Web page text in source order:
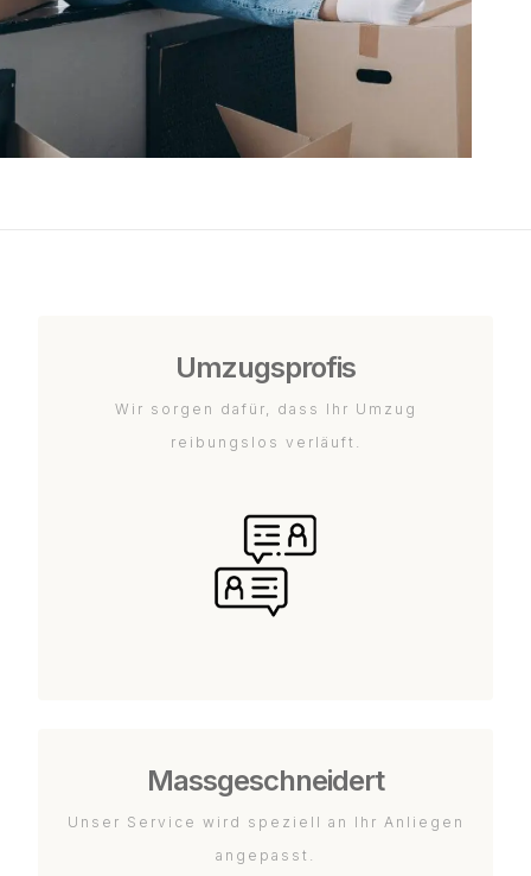
Umzugsprofis
Wir sorgen dafür, dass Ihr Umzug
reibungslos verläuft.
Massgeschneidert
Unser Service wird speziell an Ihr Anliegen
angepasst.